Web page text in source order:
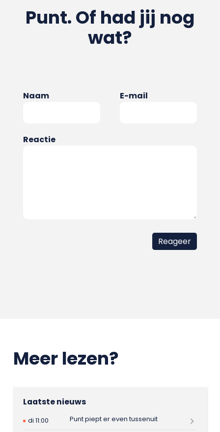
Punt. Of had jij nog
wat?
Naam E-mail
Reactie
Meer lezen?
Laatste nieuws
di 11:00
Punt piept er even tussenuit